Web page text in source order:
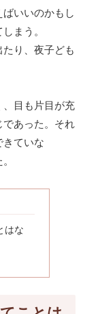
いいのかもし
まう。
り、夜子ども
、目も片目が充
であった。それ
きていな
はな